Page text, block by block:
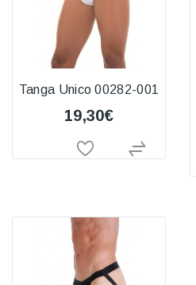
Tanga Unico 00282-001
19,30€